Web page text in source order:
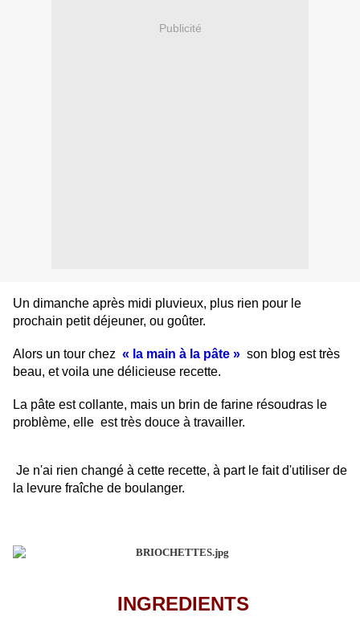
Publicité
Un dimanche après midi pluvieux, plus rien pour le
prochain petit déjeuner, ou goûter.
Alors un tour chez « la main à la pâte » son blog est très
beau, et voila une délicieuse recette.
La pâte est collante, mais un brin de farine résoudras le
problème, elle est très douce à travailler.
Je n'ai rien changé à cette recette, à part le fait d'utiliser de
la levure fraîche de boulanger.
INGREDIENTS